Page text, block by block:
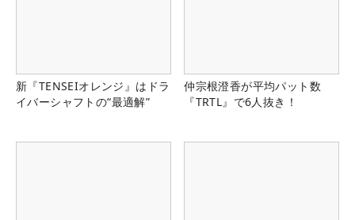
新『TENSEIオレンジ』はドラ
イバーシャフトの“最適解”
仲宗根澄香が平均パット数
『TRTL』で6人抜き！